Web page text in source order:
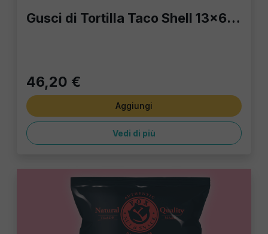
Gusci di Tortilla Taco Shell 13x6 cm | Stock 8 Confezioni da 20 pz | Fornitura HoReCa Fox Italia
46,20 €
Aggiungi
Vedi di più